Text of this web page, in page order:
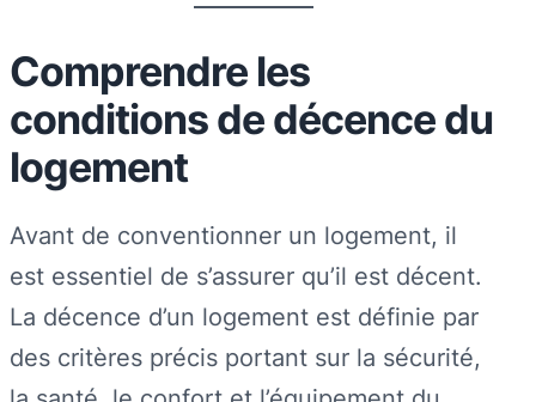
Comprendre les
conditions de décence du
logement
Avant de conventionner un logement, il
est essentiel de s’assurer qu’il est décent.
La décence d’un logement est définie par
des critères précis portant sur la sécurité,